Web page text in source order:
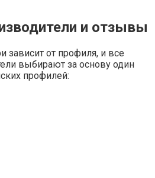
и отзывы
зависит от профиля, и все
выбирают за основу один
профилей: